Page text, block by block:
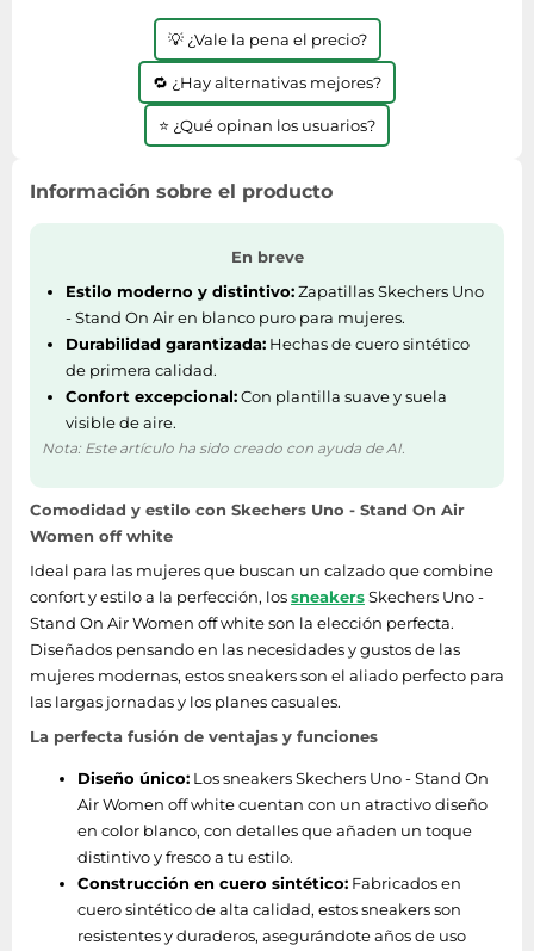
💡 ¿Vale la pena el precio?
🔁 ¿Hay alternativas mejores?
⭐ ¿Qué opinan los usuarios?
Información sobre el producto
En breve
Estilo moderno y distintivo:Zapatillas Skechers Uno
- Stand On Air en blanco puro para mujeres.
Durabilidad garantizada: Hechas de cuero sintético
de primera calidad.
Confort excepcional:Con plantilla suave y suela
visible de aire.
Nota: Este artículo ha sido creado con ayuda de AI.
Comodidad y estilo con Skechers Uno - Stand On Air
Women off white
Ideal para las mujeres que buscan un calzado que combine
confort y estilo a la perfección, lossneakersSkechers Uno -
Stand On Air Women off white son la elección perfecta.
Diseñados pensando en las necesidades y gustos de las
mujeres modernas, estos sneakers son el aliado perfecto para
las largas jornadas y los planes casuales.
La perfecta fusión de ventajas y funciones
Diseño único: Los sneakers Skechers Uno - Stand On
Air Women off white cuentan con un atractivo diseño
en color blanco, con detalles que añaden un toque
distintivo y fresco a tu estilo.
Construcción en cuero sintético: Fabricados en
cuero sintético de alta calidad, estos sneakers son
resistentes y duraderos, asegurándote años de uso